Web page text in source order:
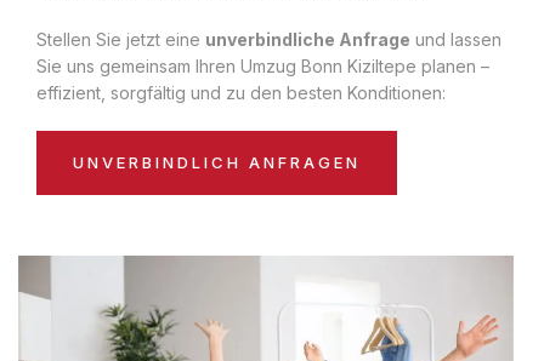
Stellen Sie jetzt eine unverbindliche Anfrage und lassen
Sie uns gemeinsam Ihren Umzug Bonn Kiziltepe planen –
effizient, sorgfältig und zu den besten Konditionen:
UNVERBINDLICH ANFRAGEN